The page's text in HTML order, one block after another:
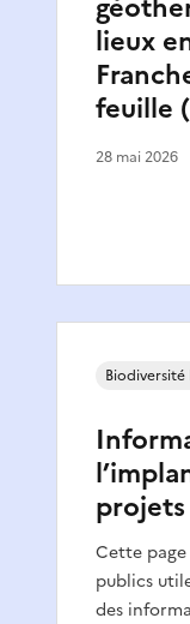
lieux
feuille
28 mai 2026
projets
Cette
publics
des
Biodiversité